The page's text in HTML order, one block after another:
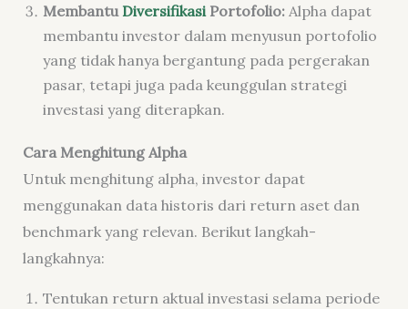
Membantu DiversifikasiPortofolio: Alpha dapat
membantu investor dalam menyusun portofolio
yang tidak hanya bergantung pada pergerakan
pasar, tetapi juga pada keunggulan strategi
investasi yang diterapkan.
Cara Menghitung Alpha
Untuk menghitung alpha, investor dapat
menggunakan data historis dari return aset dan
benchmark yang relevan. Berikut langkah-
langkahnya:
Tentukan return aktual investasi selama periode